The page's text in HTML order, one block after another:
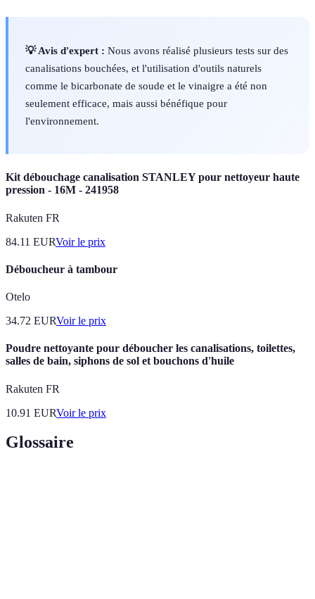
💡 Avis d'expert : Nous avons réalisé plusieurs tests sur des
canalisations bouchées, et l'utilisation d'outils naturels
comme le bicarbonate de soude et le vinaigre a été non
seulement efficace, mais aussi bénéfique pour
l'environnement.
Kit débouchage canalisation STANLEY pour nettoyeur haute
pression - 16M - 241958
Rakuten FR
84.11 EURVoir le prix
Déboucheur à tambour
Otelo
34.72 EURVoir le prix
Poudre nettoyante pour déboucher les canalisations, toilettes,
salles de bain, siphons de sol et bouchons d'huile
Rakuten FR
10.91 EURVoir le prix
Glossaire